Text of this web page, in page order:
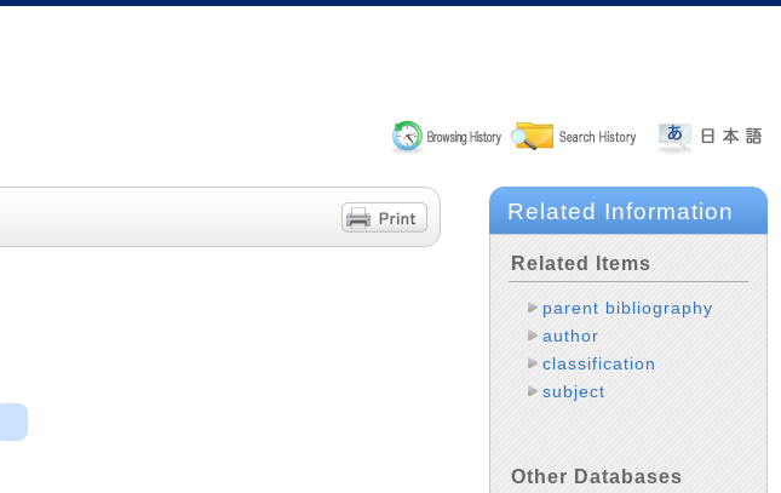
Related Information
Related Items
parent bibliography
author
classification
subject
Other Databases